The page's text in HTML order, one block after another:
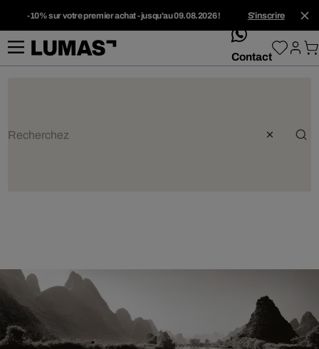
-10% sur votre premier achat - jusqu'au 09.08.2026 ! S'inscrire
whatsApp
Contact